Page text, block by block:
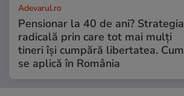
Adevarul.ro
Pensionar la 40 de ani? Strategia
radicală prin care tot mai mulți
tineri își cumpără libertatea. Cum
se aplică în România